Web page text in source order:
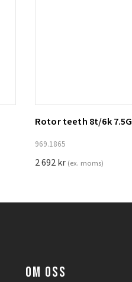
Lägg till i
Rotor teeth 8t/6k
969.1865
2 692kr (ex. moms)
OM OSS